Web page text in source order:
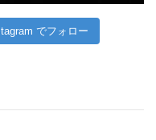
でフォロー